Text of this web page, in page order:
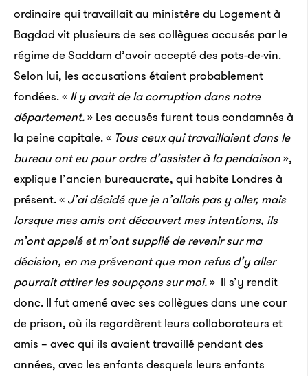
ordinaire qui travaillait au ministère du Logement à
Bagdad vit plusieurs de ses collègues accusés par le
régime de Saddam d’avoir accepté des pots-de-vin.
Selon lui, les accusations étaient probablement
fondées. « Il y avait de la corruption dans notre
département.» Les accusés furent tous condamnés à
la peine capitale. « Tous ceux qui travaillaient dans le
bureau ont eu pour ordre d’assister à la pendaison»,
explique l’ancien bureaucrate, qui habite Londres à
présent. « J’ai décidé que je n’allais pas y aller, mais
lorsque mes amis ont découvert mes intentions, ils
m’ont appelé et m’ont supplié de revenir sur ma
décision, en me prévenant que mon refus d’y aller
pourrait attirer les soupçons sur moi.» Il s’y rendit
donc. Il fut amené avec ses collègues dans une cour
de prison, où ils regardèrent leurs collaborateurs et
amis – avec qui ils avaient travaillé pendant des
années, avec les enfants desquels leurs enfants